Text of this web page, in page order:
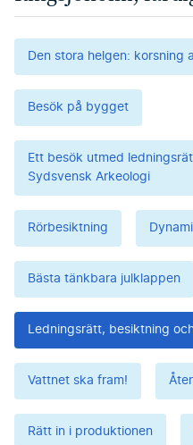
Den stora helgen: korsning
Besök på bygget
Ett besök utmed
Sydsvensk Arkeologi
Rörbesiktning
Bästa tänkbara julklappen
Ledningsrätt, besiktning
Vattnet ska fram!
Rätt in i produktionen